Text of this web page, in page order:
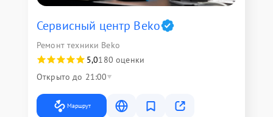
Сервисный центр Beko
Ремонт техники Beko
5,0180 оценки
Открыто до 21:00
Маршрут